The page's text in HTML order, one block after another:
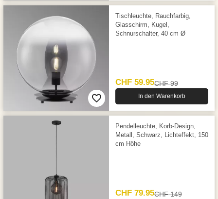
Tischleuchte, Rauchfarbig,
Glasschirm, Kugel,
Schnurschalter, 40 cm Ø
CHF 59.95CHF 99
In den Warenkorb
Pendelleuchte, Korb-Design,
Metall, Schwarz, Lichteffekt, 150
cm Höhe
CHF 79.95CHF 149